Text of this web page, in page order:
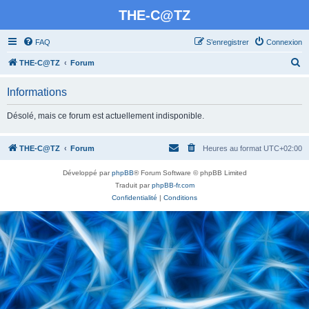
THE-C@TZ
FAQ Connexion
S’enregistrer
THE-C@TZ Forum
r
c
r
Informations
Désolé, mais ce forum est actuellement indisponible.
THE-C@TZ Forum Heures au format UTC+02:00
Développé parphpBB® Forum Software © phpBB Limited
Traduit parphpBB-fr.com
Confidentialité | Conditions